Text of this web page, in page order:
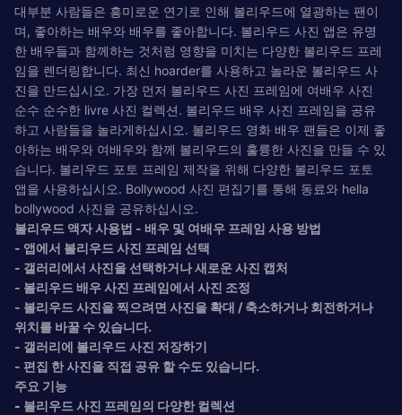
대부분 사람들은 흥미로운 연기로 인해 볼리우드에 열광하는 팬이
며, 좋아하는 배우와 배우를 좋아합니다. 볼리우드 사진 앱은 유명
한 배우들과 함께하는 것처럼 영향을 미치는 다양한 볼리우드 프레
임을 렌더링합니다. 최신 hoarder를 사용하고 놀라운 볼리우드 사
진을 만드십시오. 가장 먼저 볼리우드 사진 프레임에 여배우 사진
순수 순수한 livre 사진 컬렉션. 볼리우드 배우 사진 프레임을 공유
하고 사람들을 놀라게하십시오. 볼리우드 영화 배우 팬들은 이제 좋
아하는 배우와 여배우와 함께 볼리우드의 훌륭한 사진을 만들 수 있
습니다. 볼리우드 포토 프레임 제작을 위해 다양한 볼리우드 포토
앱을 사용하십시오. Bollywood 사진 편집기를 통해 동료와 hella
bollywood 사진을 공유하십시오.
볼리우드 액자 사용법 - 배우 및 여배우 프레임 사용 방법
- 앱에서 볼리우드 사진 프레임 선택
- 갤러리에서 사진을 선택하거나 새로운 사진 캡처
- 볼리우드 배우 사진 프레임에서 사진 조정
- 볼리우드 사진을 찍으려면 사진을 확대 / 축소하거나 회전하거나
위치를 바꿀 수 있습니다.
- 갤러리에 볼리우드 사진 저장하기
- 편집 한 사진을 직접 공유 할 수도 있습니다.
주요 기능
- 볼리우드 사진 프레임의 다양한 컬렉션